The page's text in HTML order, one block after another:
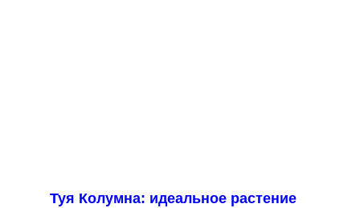
Туя Колумна: идеальное растение